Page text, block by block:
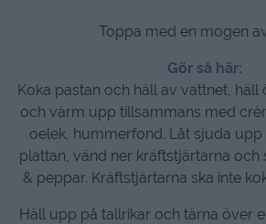
Toppa med en mogen
Gör så här:
Koka pastan och häll av vattnet, häll
och värm upp tillsammans med
oelek, hummerfond. Låt sjuda
plattan, vänd ner kräftstjärtarna och
& peppar. Kräftstjärtarna ska inte
Häll upp på tallrikar och tärna över